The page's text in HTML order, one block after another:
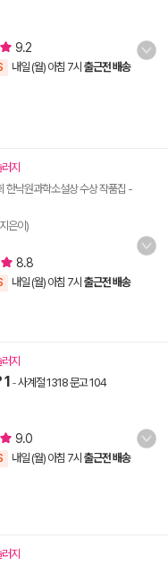
9.2
내일 (월) 아침 7시 출근전 배송
지
한낙원과학소설상 수상 작품집 -
은이)
8.8
내일 (월) 아침 7시 출근전 배송
지
1-사계절 1318 문고 104
9.0
내일 (월) 아침 7시 출근전 배송
지